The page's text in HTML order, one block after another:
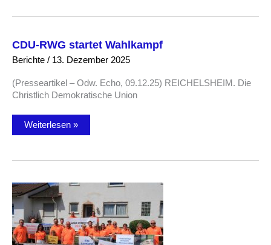
CDU-RWG startet Wahlkampf
Berichte / 13. Dezember 2025
(Presseartikel – Odw. Echo, 09.12.25) REICHELSHEIM. Die
Christlich Demokratische Union
CDU-
Weiterlesen »